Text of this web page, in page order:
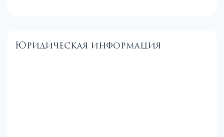
Юридическая информация